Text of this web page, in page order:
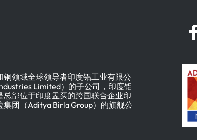
铜领域全球领导者印度铝工业有限公
Limited）的子公司，印度铝
总部位于印度孟买的跨国联合企业印
集团（Aditya Birla Group）的旗舰公